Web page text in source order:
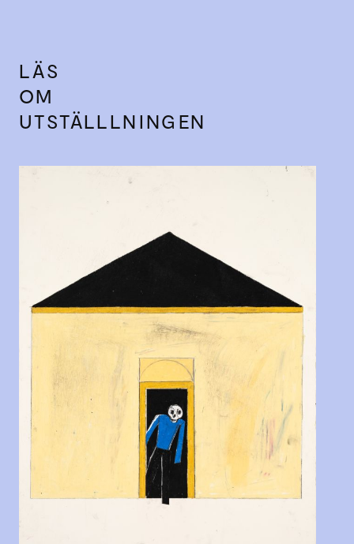
LÄS
OM
UTSTÄLLLNINGEN